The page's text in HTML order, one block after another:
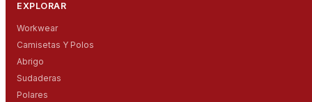
EXPLORAR
Workwear
Camisetas Y Polos
Abrigo
Sudaderas
Polares